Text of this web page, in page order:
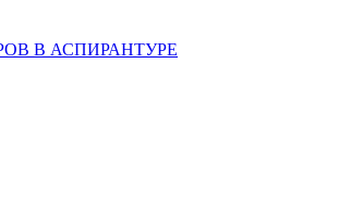
В АСПИРАНТУРЕ